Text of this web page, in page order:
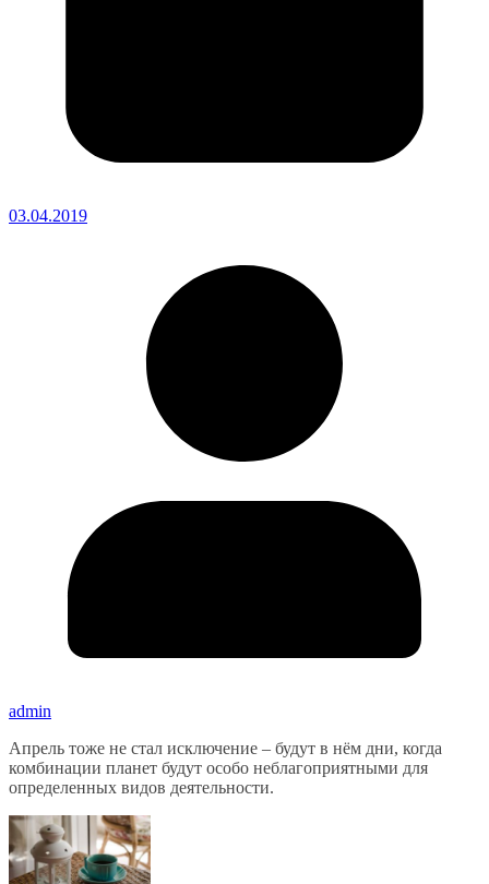
03.04.2019
admin
Апрель тоже не стал исключение – будут в нём дни, когда
комбинации планет будут особо неблагоприятными для
определенных видов деятельности.